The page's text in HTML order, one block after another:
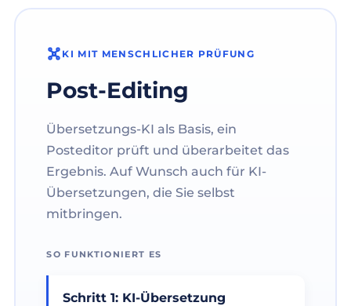
KI MIT MENSCHLICHER PRÜFUNG
Post-Editing
Übersetzungs-KI als Basis, ein
Posteditor prüft und überarbeitet das
Ergebnis. Auf Wunsch auch für KI-
Übersetzungen, die Sie selbst
mitbringen.
SO FUNKTIONIERT ES
Schritt 1: KI-Übersetzung